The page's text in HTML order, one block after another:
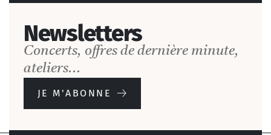
Newsletters
Concerts, offres de dernière minute,
ateliers...
JE M'ABONNE